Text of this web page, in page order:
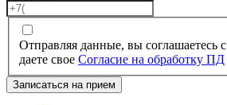
Отправляя данные, вы соглашаетесь с
даете свое Согласие на обработку ПД
Записаться на прием